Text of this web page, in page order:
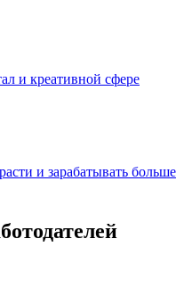
и креативной сфере
и зарабатывать больше